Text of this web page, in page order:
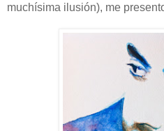
muchísima ilusión), me